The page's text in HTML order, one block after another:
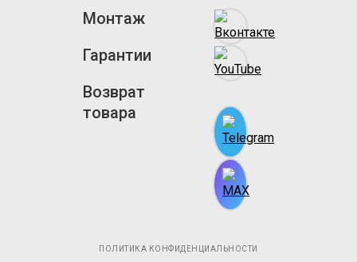
Монтаж
Гарантии
Возврат
товара
ПОЛИТИКА КОНФИДЕНЦИАЛЬНОСТИ